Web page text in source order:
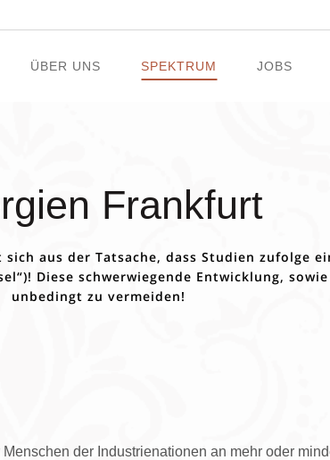
ÜBER UNS SPEKTRUM
Tinnitus-Therapie
Allergien
Schwindeltherapie
Funktionell-plast. Nasenkorrektur
JOBS
Frankfurt
aus der Tatsache, dass Studien zufolge
Diese schwerwiegende Entwicklung,
unbedingt zu vermeiden!
der Industrienationen an mehr oder